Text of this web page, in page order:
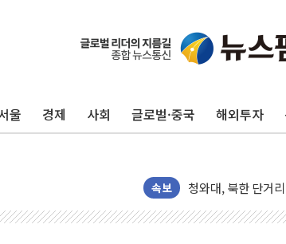
울 경제 사회 글로벌·중국 해외투자
속보
리투아니아 국방 "
구광모, 내주 실리
김정관 장관 "영업
뉴욕증시 프리뷰,
금값 7주 만에 최고
[인도증시] 중동 긴